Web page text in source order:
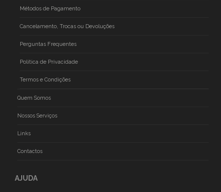
Métodos de Pagamento
Cancelamento, Trocas ou Devoluções
Perguntas Frequentes
Politica de Privacidade
Termos e Condições
Quem Somos
Nossos Serviços
Links
Contactos
AJUDA